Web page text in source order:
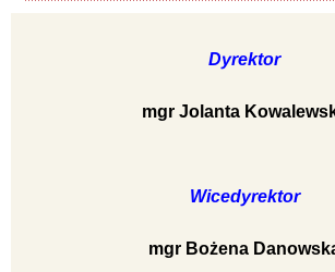
Dyrektor
mgr Jolanta
Wicedyrektor
mgr Bożena